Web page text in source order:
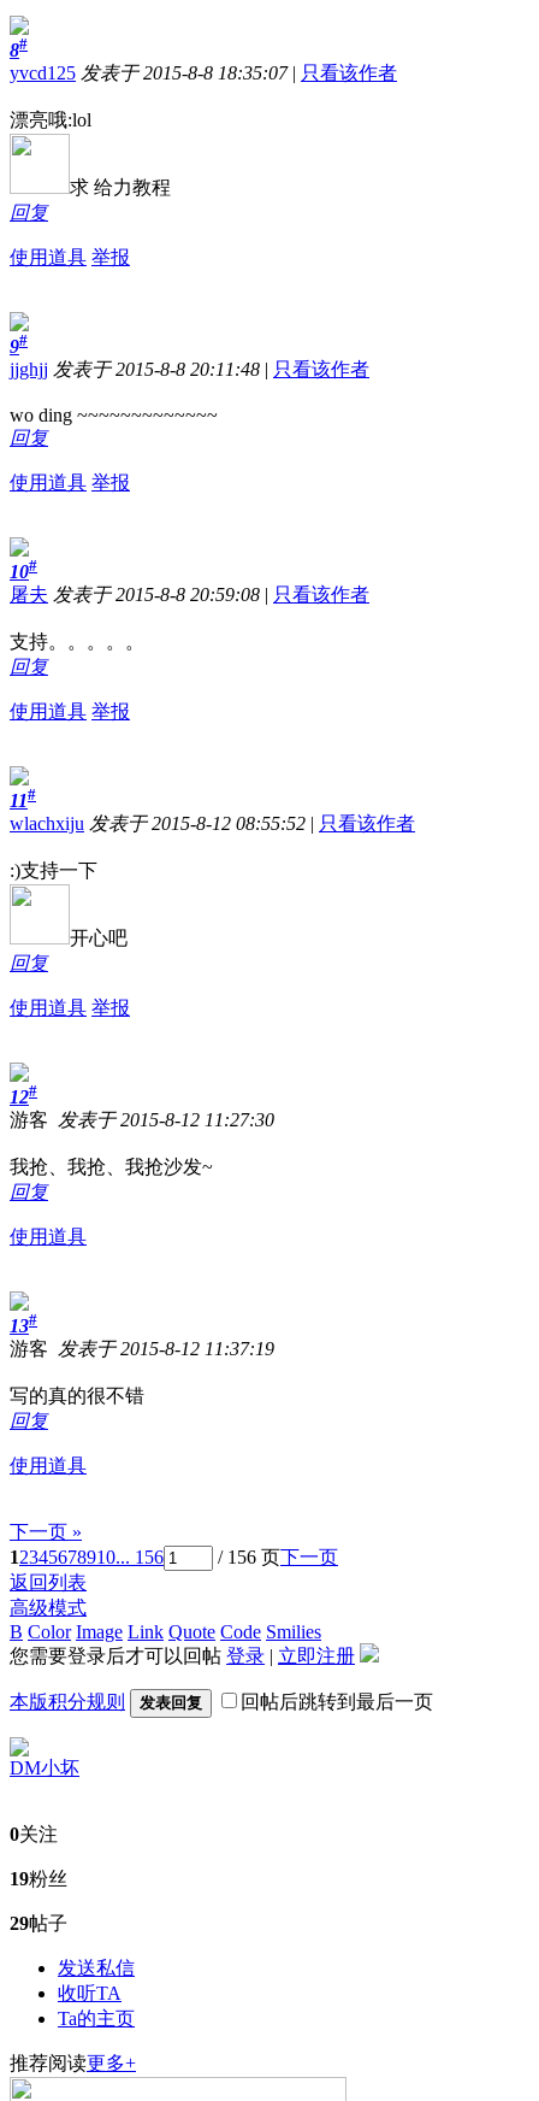
8#
yvcd125 发表于 2015-8-8 18:35:07 | 只看该作者
漂亮哦:lol
求 给力教程
回复
使用道具 举报
9#
jjghjj 发表于 2015-8-8 20:11:48 | 只看该作者
wo ding ~~~~~~~~~~~~~
回复
使用道具 举报
10#
屠夫 发表于 2015-8-8 20:59:08 | 只看该作者
支持。。。。。
回复
使用道具 举报
11#
wlachxiju 发表于 2015-8-12 08:55:52 | 只看该作者
:)支持一下
开心吧
回复
使用道具 举报
12#
游客 发表于 2015-8-12 11:27:30
我抢、我抢、我抢沙发~
回复
使用道具
13#
游客 发表于 2015-8-12 11:37:19
写的真的很不错
回复
使用道具
下一页 »
12345678910... 156 / 156 页下一页
返回列表
高级模式
B Color Image Link Quote Code Smilies
您需要登录后才可以回帖 登录 | 立即注册
本版积分规则 发表回复 回帖后跳转到最后一页
DM小坏
0关注
19粉丝
29帖子
发送私信
收听TA
Ta的主页
推荐阅读更多+